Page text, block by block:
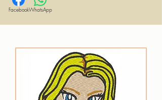
FacebookWhatsApp